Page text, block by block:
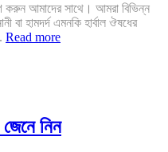
করুন আমাদের সাথে। আমরা বিভিন্ন
বা হামদর্দ এমনকি হার্বাল ঔষধের
Read more
নিন